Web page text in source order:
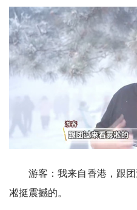
游客：我来自香港，跟
凇挺震撼的。